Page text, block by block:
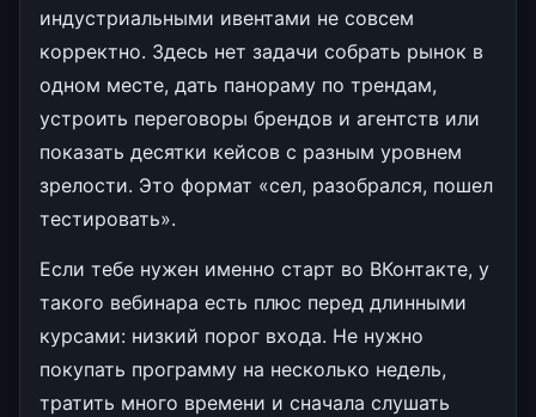
индустриальными ивентами не совсем
корректно. Здесь нет задачи собрать рынок в
одном месте, дать панораму по трендам,
устроить переговоры брендов и агентств или
показать десятки кейсов с разным уровнем
зрелости. Это формат «сел, разобрался, пошел
тестировать».
Если тебе нужен именно старт во ВКонтакте, у
такого вебинара есть плюс перед длинными
курсами: низкий порог входа. Не нужно
покупать программу на несколько недель,
тратить много времени и сначала слушать